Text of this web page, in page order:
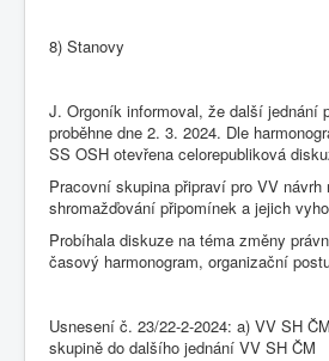
8) Stanovy
J. Orgoník informoval, že další jednání
proběhne dne 2. 3. 2024. Dle
SS OSH otevřena celorepubliková
Pracovní skupina připraví pro VV návrh
shromažďování připomínek a jejich
Probíhala diskuze na téma změny
časový harmonogram, organizační
Usnesení č. 23/22-2-2024: a) VV SH
skupině do dalšího jednání VV SH ČM